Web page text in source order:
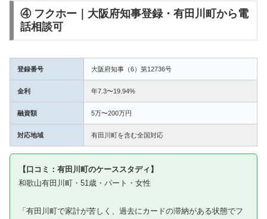
④ フクホー｜大阪府知事登録・有田川町から電
話相談可
登録番号 大阪府知事（6）第12736号
金利 年7.3〜19.94%
融資額 5万〜200万円
対応地域 有田川町を含む全国対応
【口コミ：有田川町のケーススタディ】
和歌山有田川町・51歳・パート・女性
「有田川町で家計が苦しく、過去にカードの滞納がある状態でフ